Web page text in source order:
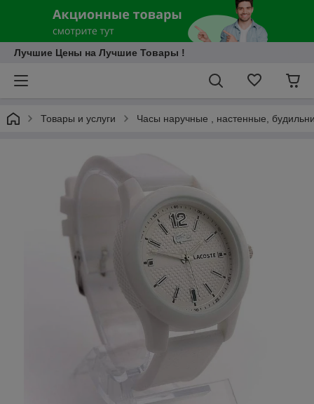
Лучшие Цены на Лучшие Товары !
Товары и услуги Часы наручные , настенные,